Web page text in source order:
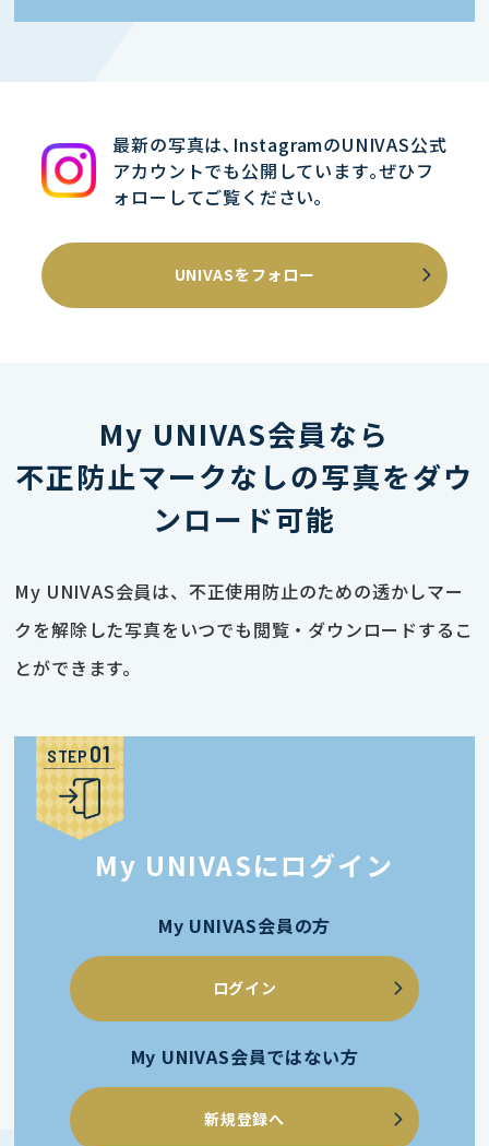
最新の写真は､InstagramのUNIVAS公式
アカウントでも公開しています｡ぜひフ
ォローしてご覧ください｡
UNIVASをフォロー
My UNIVAS会員なら
不正防止マークなしの写真をダウ
ンロード可能
My UNIVAS会員は、不正使用防止のための透かしマー
クを解除した写真をいつでも閲覧・ダウンロードするこ
とができます。
STEP
My UNIVASにログイン
My UNIVAS会員の方
ログイン
My UNIVAS会員ではない方
新規登録へ